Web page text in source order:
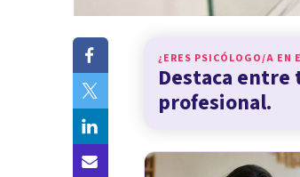
¿ERES PSICÓLOGO/A EN
Destaca
profesional.